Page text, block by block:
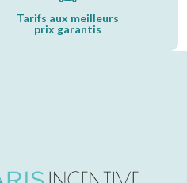
Tarifs aux meilleurs
prix garantis